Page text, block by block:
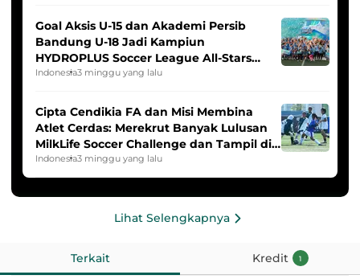
Goal Aksis U-15 dan Akademi Persib
Bandung U-18 Jadi Kampiun
HYDROPLUS Soccer League All-Stars
2025/2026
Indonesia3 minggu yang lalu
Cipta Cendikia FA dan Misi Membina
Atlet Cerdas: Merekrut Banyak Lulusan
MilkLife Soccer Challenge dan Tampil di
HYDROPLUS Soccer League
Indonesia3 minggu yang lalu
Lihat Selengkapnya
Terkait Kredit 1